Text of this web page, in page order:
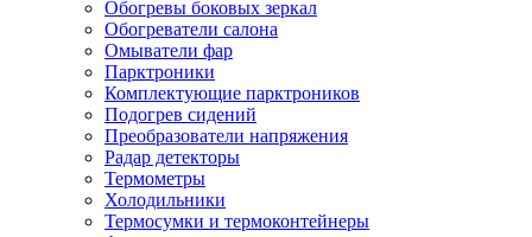
Обогревы боковых зеркал
Обогреватели салона
Омыватели фар
Парктроники
Комплектующие парктроников
Подогрев сидений
Преобразователи напряжения
Радар детекторы
Термометры
Холодильники
Термосумки и термоконтейнеры